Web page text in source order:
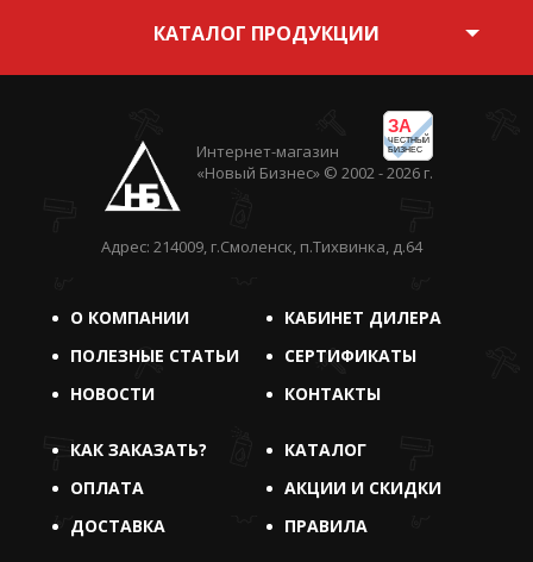
КАТАЛОГ ПРОДУКЦИИ
ЗА
ЧЕСТНЫЙ
БИЗНЕС
Интернет-магазин
«Новый Бизнес» © 2002 - 2026 г.
Адрес: 214009, г.Смоленск, п.Тихвинка, д.64
О КОМПАНИИ
КАБИНЕТ ДИЛЕРА
ПОЛЕЗНЫЕ СТАТЬИ
СЕРТИФИКАТЫ
НОВОСТИ
КОНТАКТЫ
КАК ЗАКАЗАТЬ?
КАТАЛОГ
ОПЛАТА
АКЦИИ И СКИДКИ
ДОСТАВКА
ПРАВИЛА